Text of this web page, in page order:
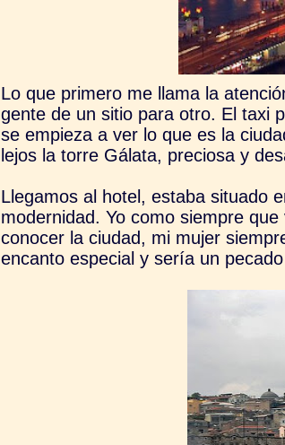
Lo que primero me llama la
gente de un sitio para otro. El taxi
se empieza a ver lo que es la
lejos la torre Gálata, preciosa y
Llegamos al hotel, estaba situado
modernidad. Yo como siempre
conocer la ciudad, mi mujer
encanto especial y sería un